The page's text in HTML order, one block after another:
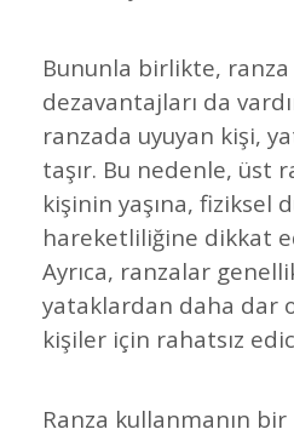
Bununla birlikte, ranza
dezavantajları da
ranzada uyuyan kişi,
taşır. Bu nedenle, üst
kişinin yaşına, fiziksel
hareketliliğine dikkat
Ayrıca, ranzalar
yataklardan daha dar
kişiler için rahatsız
Ranza kullanmanın